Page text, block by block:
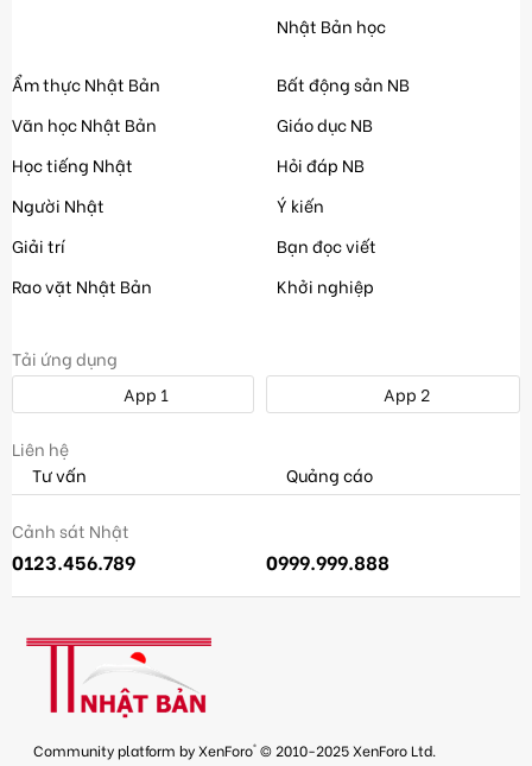
Nhật Bản học
Ẩm thực Nhật Bản
Văn học Nhật Bản
Học tiếng Nhật
Người Nhật
Giải trí
Rao vặt Nhật Bản
Bất động sản NB
Giáo dục NB
Hỏi đáp NB
Ý kiến
Bạn đọc viết
Khởi nghiệp
Tải ứng dụng
App 1
App 2
Liên hệ
Tư vấn
Quảng cáo
Cảnh sát Nhật
0123.456.789 0999.999.888
Community platform by XenForo® © 2010-2025 XenForo Ltd.